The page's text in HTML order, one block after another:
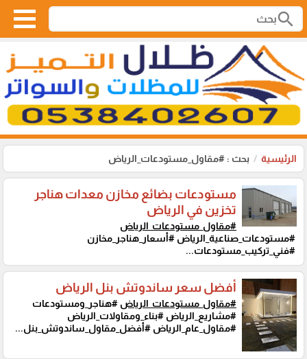
search
الرئيسية بحث : #مقاول_مستودعات_الرياض
مستودعات بضائع مخازن معدات هناجر
تخزين في الرياض
#مقاول_مستودعات_الرياض
#مستودعات_صناعية_الرياض #أسعار_هناجر_مخازن
#فني_تركيب_مستودعات...
أفضل سعر ساندوتش بنل الرياض
#مقاول_مستودعات_الرياض #هناجر_ومستودعات
#مشاريع_الرياض #بناء_ومقاولات_الرياض
#مقاول_عام_الرياض #أفضل_مقاول_ساندوتش_بنل...